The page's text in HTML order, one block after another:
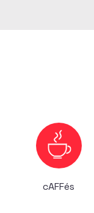
cAFFés